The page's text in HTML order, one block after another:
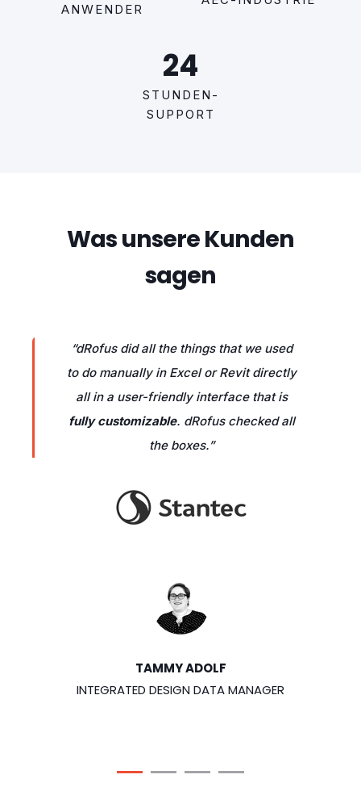
ANWENDER
24
STUNDEN-
SUPPORT
Was unsere Kunden
sagen
“dRofus did all the things that we used
to do manually in Excel or Revit directly
all in a user-friendly interface that is
fully customizable. dRofus checked all
the boxes.”
TAMMY ADOLF
INTEGRATED DESIGN DATA MANAGER